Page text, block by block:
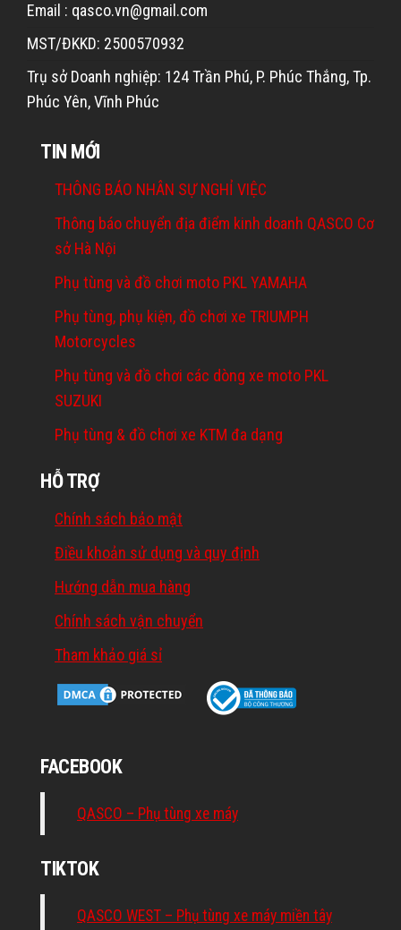
Email : qasco.vn@gmail.com
MST/ĐKKD: 2500570932
Trụ sở Doanh nghiệp: 124 Trần Phú, P. Phúc Thắng, Tp.
Phúc Yên, Vĩnh Phúc
TIN MỚI
THÔNG BÁO NHÂN SỰ NGHỈ VIỆC
Thông báo chuyển địa điểm kinh doanh QASCO Cơ
sở Hà Nội
Phụ tùng và đồ chơi moto PKL YAMAHA
Phụ tùng, phụ kiện, đồ chơi xe TRIUMPH
Motorcycles
Phụ tùng và đồ chơi các dòng xe moto PKL
SUZUKI
Phụ tùng & đồ chơi xe KTM đa dạng
HỖ TRỢ
Chính sách bảo mật
Điều khoản sử dụng và quy định
Hướng dẫn mua hàng
Chính sách vận chuyển
Tham khảo giá sỉ
FACEBOOK
QASCO – Phụ tùng xe máy
TIKTOK
QASCO WEST – Phụ tùng xe máy miền tây